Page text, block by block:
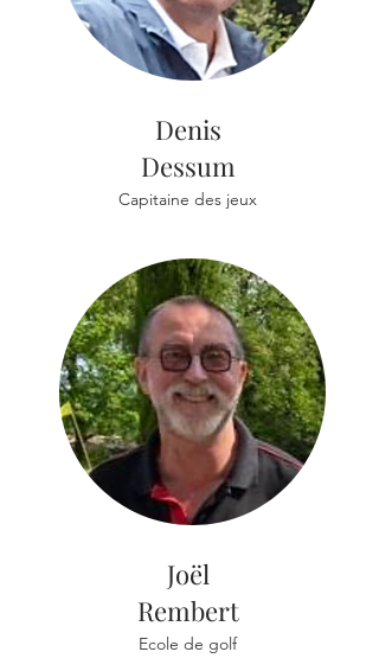
Denis
Dessum
Capitaine des jeux
Joël
Rembert
Ecole de golf